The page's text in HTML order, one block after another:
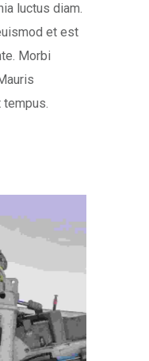
luctus diam.
et est
Morbi